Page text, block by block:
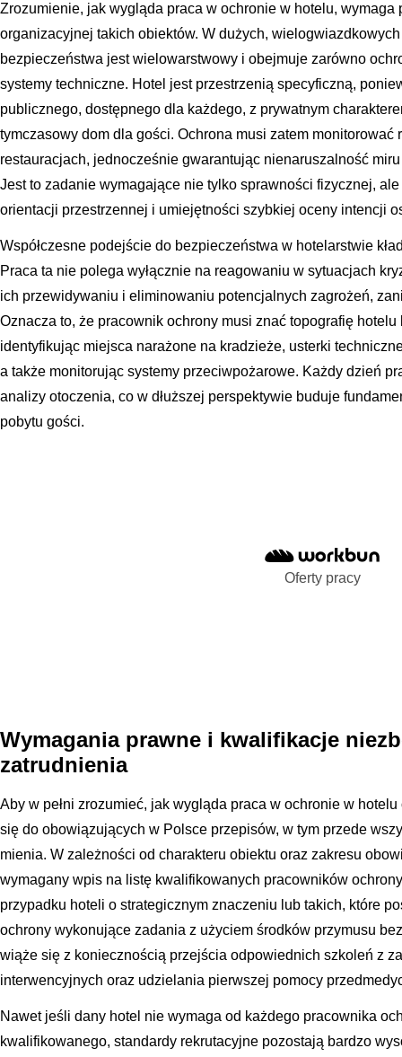
Zrozumienie, jak wygląda praca w ochronie w hotelu, wymaga
organizacyjnej takich obiektów. W dużych,
bezpieczeństwa jest wielowarstwowy i obejmuje zarówno
systemy techniczne. Hotel jest przestrzenią specyficzną,
publicznego, dostępnego dla każdego, z prywatnym
tymczasowy dom dla gości. Ochrona musi zatem monitorować
restauracjach, jednocześnie gwarantując nienaruszalność
Jest to zadanie wymagające nie tylko sprawności fizycznej,
orientacji przestrzennej i umiejętności szybkiej oceny intencji
Współczesne podejście do bezpieczeństwa w hotelarstwie
Praca ta nie polega wyłącznie na reagowaniu w sytuacjach
ich przewidywaniu i eliminowaniu potencjalnych zagrożeń,
Oznacza to, że pracownik ochrony musi znać topografię
identyfikując miejsca narażone na kradzieże, usterki
a także monitorując systemy przeciwpożarowe. Każdy dzień
analizy otoczenia, co w dłuższej perspektywie buduje
pobytu gości.
Oferty pracy
Wymagania prawne i kwalifikacje
zatrudnienia
Aby w pełni zrozumieć, jak wygląda praca w ochronie w
się do obowiązujących w Polsce przepisów, w tym przede
mienia. W zależności od charakteru obiektu oraz zakresu
wymagany wpis na listę kwalifikowanych pracowników
przypadku hoteli o strategicznym znaczeniu lub takich, które
ochrony wykonujące zadania z użyciem środków przymusu
wiąże się z koniecznością przejścia odpowiednich szkoleń z
interwencyjnych oraz udzielania pierwszej pomocy
Nawet jeśli dany hotel nie wymaga od każdego pracownika
kwalifikowanego, standardy rekrutacyjne pozostają bardzo